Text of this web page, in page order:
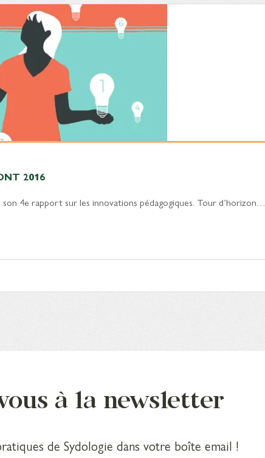
2016
4e rapport sur les innovations pédagogiques. Tour d’horizon…
à la newsletter
de Sydologie dans votre boîte email !